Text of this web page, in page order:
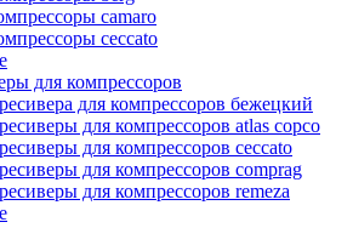
camaro
ceccato
для компрессоров
для компрессоров бежецкий
для компрессоров atlas copco
для компрессоров ceccato
для компрессоров comprag
для компрессоров remeza